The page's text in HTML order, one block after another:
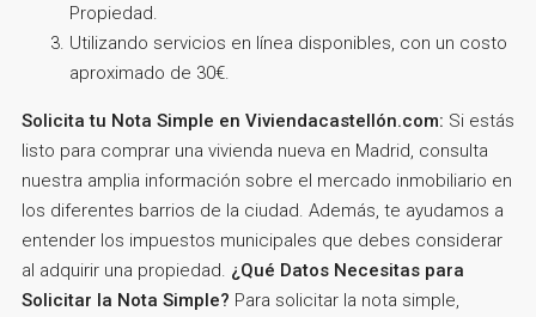
Propiedad.
Utilizando servicios en línea disponibles, con un costo
aproximado de 30€.
Solicita tu Nota Simple en Viviendacastellón.com: Si estás
listo para comprar una vivienda nueva en Madrid, consulta
nuestra amplia información sobre el mercado inmobiliario en
los diferentes barrios de la ciudad. Además, te ayudamos a
entender los impuestos municipales que debes considerar
al adquirir una propiedad. ¿Qué Datos Necesitas para
Solicitar la Nota Simple? Para solicitar la nota simple,